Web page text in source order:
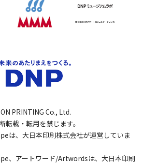
PRINTING Co., Ltd.
転載・転用を禁じます。
は、大日本印刷株式会社が運営していま
、アートワード/Artwordsは、大日本印刷